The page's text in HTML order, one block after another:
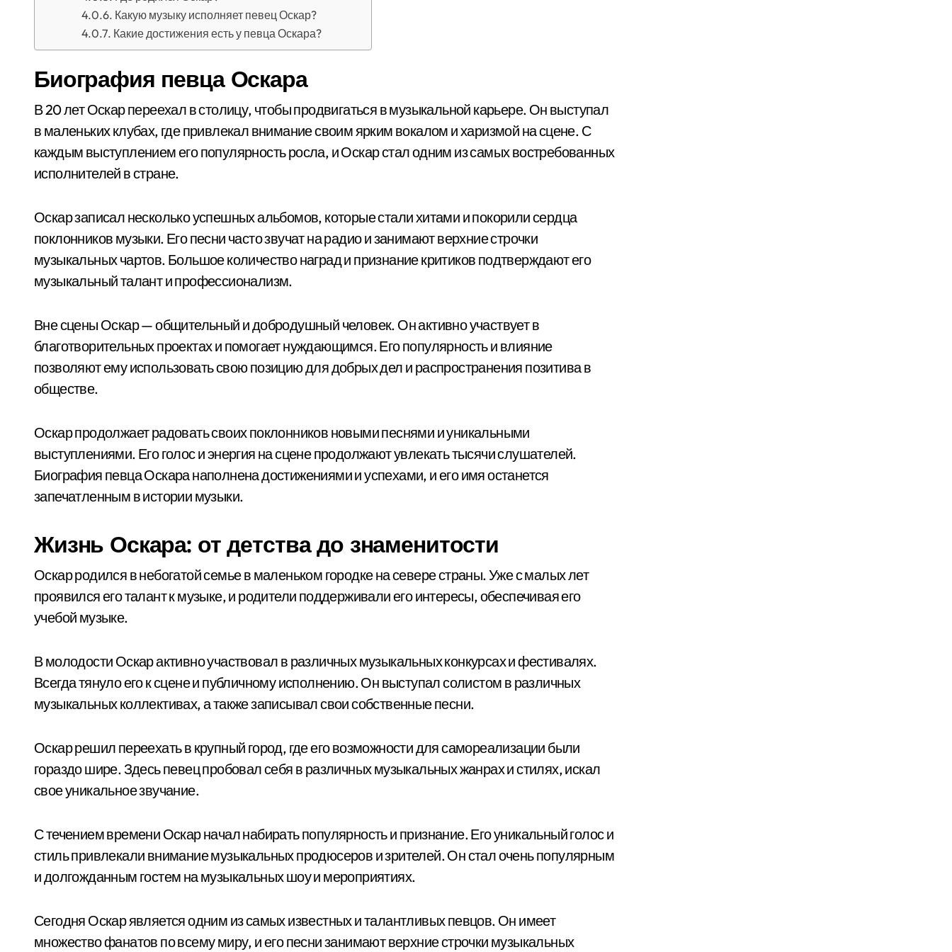
Какую музыку исполняет певец Оскар?
Какие достижения есть у певца Оскара?
Биография певца Оскара
В 20 лет Оскар переехал в столицу, чтобы продвигаться в музыкальной карьере. Он выступал
в маленьких клубах, где привлекал внимание своим ярким вокалом и харизмой на сцене. С
каждым выступлением его популярность росла, и Оскар стал одним из самых востребованных
исполнителей в стране.
Оскар записал несколько успешных альбомов, которые стали хитами и покорили сердца
поклонников музыки. Его песни часто звучат на радио и занимают верхние строчки
музыкальных чартов. Большое количество наград и признание критиков подтверждают его
музыкальный талант и профессионализм.
Вне сцены Оскар — общительный и добродушный человек. Он активно участвует в
благотворительных проектах и помогает нуждающимся. Его популярность и влияние
позволяют ему использовать свою позицию для добрых дел и распространения позитива в
обществе.
Оскар продолжает радовать своих поклонников новыми песнями и уникальными
выступлениями. Его голос и энергия на сцене продолжают увлекать тысячи слушателей.
Биография певца Оскара наполнена достижениями и успехами, и его имя останется
запечатленным в истории музыки.
Жизнь Оскара: от детства до знаменитости
Оскар родился в небогатой семье в маленьком городке на севере страны. Уже с малых лет
проявился его талант к музыке, и родители поддерживали его интересы, обеспечивая его
учебой музыке.
В молодости Оскар активно участвовал в различных музыкальных конкурсах и фестивалях.
Всегда тянуло его к сцене и публичному исполнению. Он выступал солистом в различных
музыкальных коллективах, а также записывал свои собственные песни.
Оскар решил переехать в крупный город, где его возможности для самореализации были
гораздо шире. Здесь певец пробовал себя в различных музыкальных жанрах и стилях, искал
свое уникальное звучание.
С течением времени Оскар начал набирать популярность и признание. Его уникальный голос и
стиль привлекали внимание музыкальных продюсеров и зрителей. Он стал очень популярным
и долгожданным гостем на музыкальных шоу и мероприятиях.
Сегодня Оскар является одним из самых известных и талантливых певцов. Он имеет
множество фанатов по всему миру, и его песни занимают верхние строчки музыкальных